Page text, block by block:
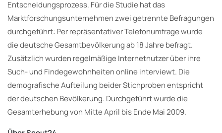
Entscheidungsprozess. Für die Studie hat das
Marktforschungsunternehmen zwei getrennte Befragungen
durchgeführt: Per repräsentativer Telefonumfrage wurde
die deutsche Gesamtbevölkerung ab 18 Jahre befragt.
Zusätzlich wurden regelmäßige Internetnutzer über ihre
Such- und Findegewohnheiten online interviewt. Die
demografische Aufteilung beider Stichproben entspricht
der deutschen Bevölkerung. Durchgeführt wurde die
Gesamterhebung von Mitte April bis Ende Mai 2009.